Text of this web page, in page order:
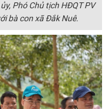
Phó Chủ tịch HĐQT PV
bà con xã Đắk Nuê.